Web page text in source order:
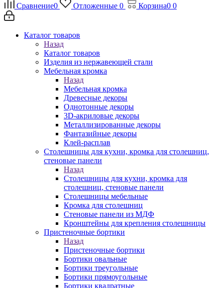
Сравнение0 Отложенные 0 Корзина0 0
Каталог товаров
Назад
Каталог товаров
Изделия из нержавеющей стали
Мебельная кромка
Назад
Мебельная кромка
Древесные декоры
Однотонные декоры
3D-акриловые декоры
Металлизированные декоры
Фантазийные декоры
Клей-расплав
Столешницы для кухни, кромка для столешниц,
стеновые панели
Назад
Столешницы для кухни, кромка для
столешниц, стеновые панели
Столешницы мебельные
Кромка для столешниц
Стеновые панели из МДФ
Кронштейны для крепления столешницы
Пристеночные бортики
Назад
Пристеночные бортики
Бортики овальные
Бортики треугольные
Бортики прямоугольные
Бортики квадратные